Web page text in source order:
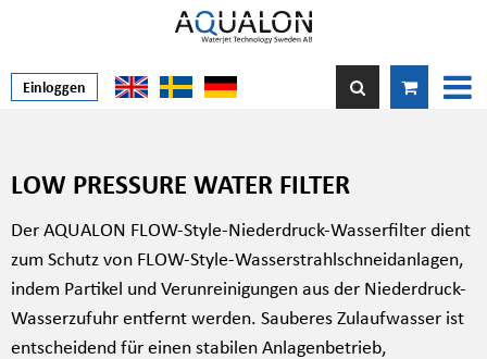
Einloggen
LOW PRESSURE WATER FILTER
Der AQUALON FLOW-Style-Niederdruck-Wasserfilter dient
zum Schutz von FLOW-Style-Wasserstrahlschneidanlagen,
indem Partikel und Verunreinigungen aus der Niederdruck-
Wasserzufuhr entfernt werden. Sauberes Zulaufwasser ist
entscheidend für einen stabilen Anlagenbetrieb,